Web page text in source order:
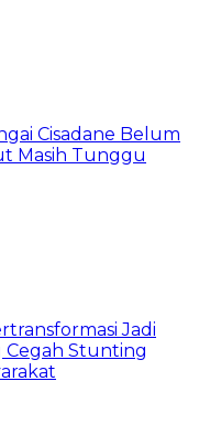
Cisadane Belum
Masih Tunggu
Jadi
Cegah Stunting